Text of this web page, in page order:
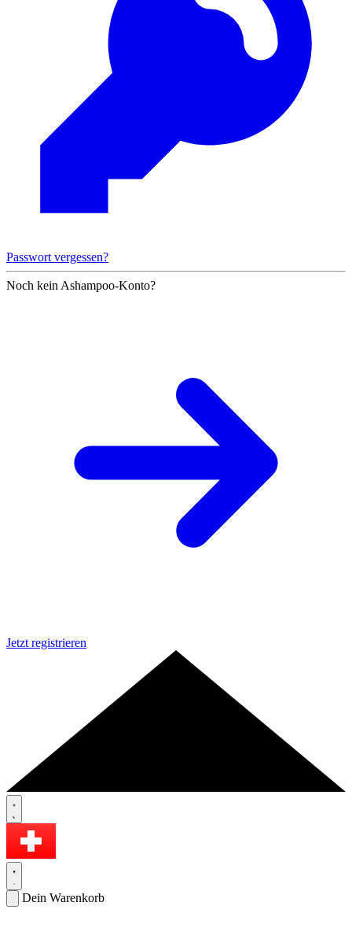
Passwort vergessen?
Noch kein Ashampoo-Konto?
Jetzt registrieren
Dein Warenkorb